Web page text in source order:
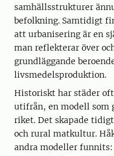
samhällsstrukturer
befolkning. Samtidigt
att urbanisering är en
man reflekterar över
grundläggande
livsmedelsproduktion.
Historiskt har städer
utifrån, en modell som
riket. Det skapade
och rural matkultur.
andra modeller